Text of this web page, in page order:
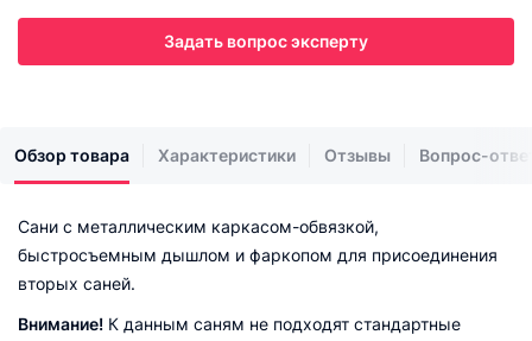
Задать вопрос эксперту
Обзор товара Характеристики Отзывы Вопрос-
Сани с металлическим каркасом-обвязкой,
быстросъемным дышлом и фаркопом для присоединения
вторых саней.
Внимание! К данным саням не подходят стандартные